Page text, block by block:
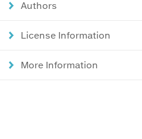
Authors
License Information
More Information